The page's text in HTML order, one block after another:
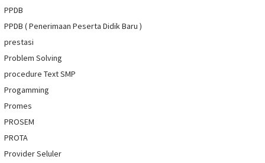
PPDB
PPDB ( Penerimaan Peserta Didik Baru )
prestasi
Problem Solving
procedure Text SMP
Progamming
Promes
PROSEM
PROTA
Provider Seluler